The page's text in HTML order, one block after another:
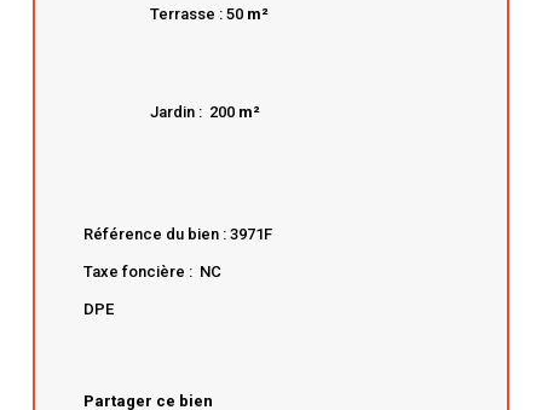
Terrasse : 50 m²
Jardin : 200 m²
Référence du bien : 3971F
Taxe foncière : NC
DPE
Partager ce bien